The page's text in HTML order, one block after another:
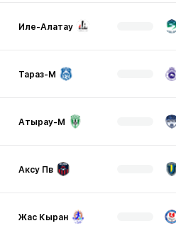
Иле-Алатау
Тараз-М
Атырау-М
Аксу Пв
Жас Кыран